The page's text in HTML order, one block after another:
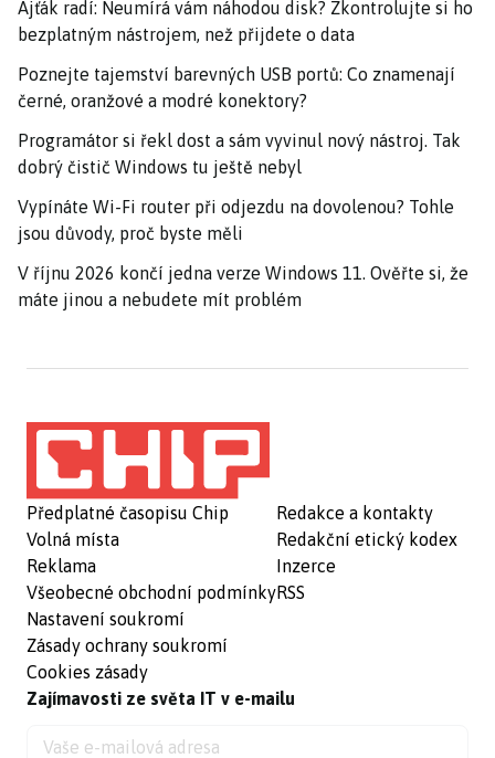
Ajťák radí: Neumírá vám náhodou disk? Zkontrolujte si ho
bezplatným nástrojem, než přijdete o data
Poznejte tajemství barevných USB portů: Co znamenají
černé, oranžové a modré konektory?
Programátor si řekl dost a sám vyvinul nový nástroj. Tak
dobrý čistič Windows tu ještě nebyl
Vypínáte Wi-Fi router při odjezdu na dovolenou? Tohle
jsou důvody, proč byste měli
V říjnu 2026 končí jedna verze Windows 11. Ověřte si, že
máte jinou a nebudete mít problém
Předplatné časopisu Chip
Volná místa
Reklama
Všeobecné obchodní podmínky
Nastavení soukromí
Zásady ochrany soukromí
Cookies zásady
Redakce a kontakty
Redakční etický kodex
Inzerce
RSS
Zajímavosti ze světa IT v e-mailu